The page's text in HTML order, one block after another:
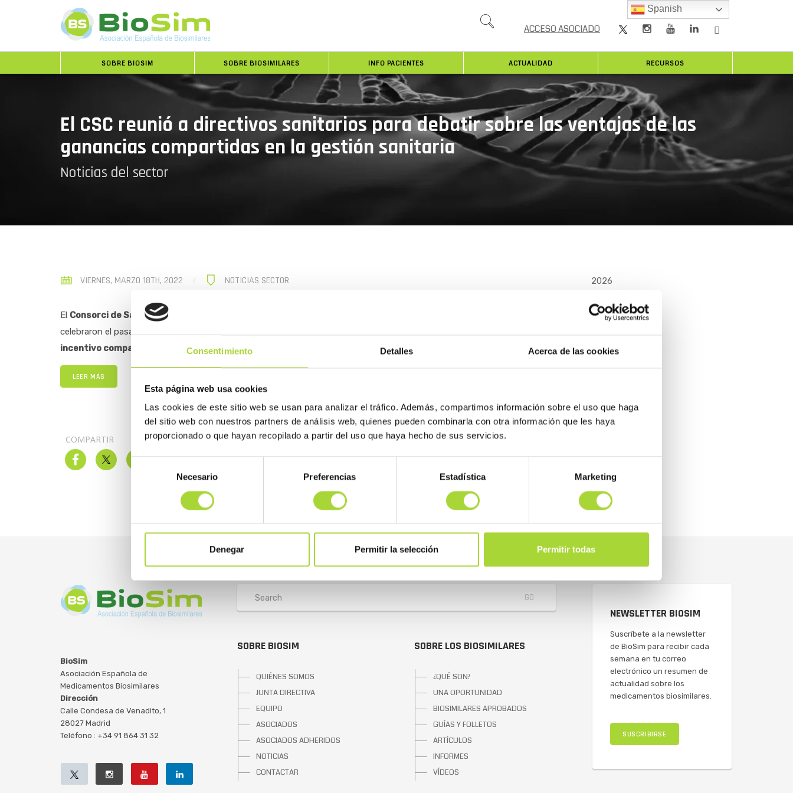
Consentimiento Detalles Acerca de las cookies
Esta página web usa cookies
Las cookies de este sitio web se usan para analizar el tráfico. Además, compartimos información sobre el uso que haga
del sitio web con nuestros partners de análisis web, quienes pueden combinarla con otra información que les haya
proporcionado o que hayan recopilado a partir del uso que haya hecho de sus servicios.
consentimiento
Necesario Preferencias Estadística Marketing
Denegar Permitir la selección Permitir todas
SOBRE BIOSIM SOBRE BIOSIMILARES INFO PACIENTES ACTUALIDAD RECURSOS
ACCESO ASOCIADO
El CSC reunió a directivos sanitarios para debatir sobre las ventajas de las
ganancias compartidas en la gestión sanitaria
Noticias del sector
VIERNES, MARZO 18TH, 2022 NOTICIAS SECTOR
El Consorci de Salut i Social de Catalunya
celebraron el pasado martes día 15 de marzo, en la sede del CSC, una sesión bajo el título “
incentivo compartido orientado a la eficiencia
LEER MÁS
COMPARTIR
2026
BioSim
Asociación Española de
Medicamentos Biosimilares
Dirección
Calle Condesa de Venadito, 1
28027 Madrid
Teléfono : +34 91 864 31 32
SOBRE BIOSIM
QUIÉNES SOMOS
JUNTA DIRECTIVA
EQUIPO
ASOCIADOS
ASOCIADOS ADHERIDOS
NOTICIAS
CONTACTAR
SOBRE LOS BIOSIMILARES
¿QUÉ SON?
UNA OPORTUNIDAD
BIOSIMILARES APROBADOS
GUÍAS Y FOLLETOS
ARTÍCULOS
INFORMES
VÍDEOS
NEWSLETTER BIOSIM
Suscríbete a la newsletter
de BioSim para recibir cada
semana en tu correo
electrónico un resumen de
actualidad sobre los
medicamentos biosimilares.
SUSCRIBIRSE
Spanish